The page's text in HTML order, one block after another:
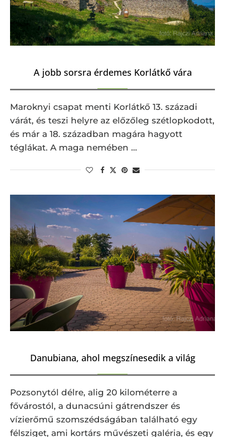
A jobb sorsra érdemes Korlátkő vára
Maroknyi csapat menti Korlátkő 13. századi
várát, és teszi helyre az előzőleg szétlopkodott,
és már a 18. században magára hagyott
téglákat. A maga nemében …
Danubiana, ahol megszínesedik a világ
Pozsonytól délre, alig 20 kilométerre a
fővárostól, a dunacsúni gátrendszer és
vízierőmű szomszédságában található egy
félsziget, ami kortárs művészeti galéria, és egy